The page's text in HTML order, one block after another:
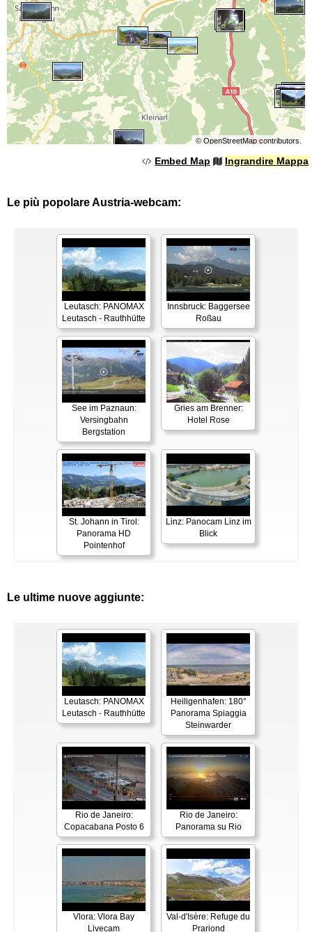
© OpenStreetMapcontributors.
Embed Map Ingrandire Mappa
Le più popolare Austria-webcam:
Leutasch: PANOMAX
Leutasch - Rauthhütte
Innsbruck: Baggersee
Roßau
See im Paznaun:
Versingbahn
Bergstation
Gries am Brenner:
Hotel Rose
St. Johann in Tirol:
Panorama HD
Pointenhof
Linz: Panocam Linz im
Blick
Le ultime nuove aggiunte:
Leutasch: PANOMAX
Leutasch - Rauthhütte
Heiligenhafen: 180°
Panorama Spiaggia
Steinwarder
Rio de Janeiro:
Copacabana Posto 6
Rio de Janeiro:
Panorama su Rio
Vlora: Vlora Bay
Livecam
Val-d'Isère: Refuge du
Prariond